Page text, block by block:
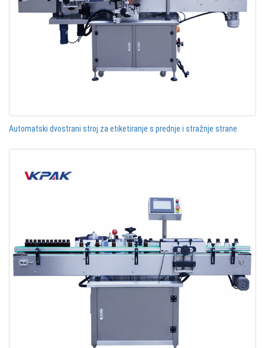
Automatski dvostrani stroj za etiketiranje s prednje i stražnje strane